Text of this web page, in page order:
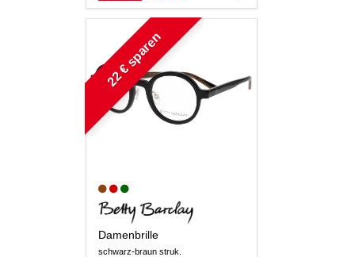
22 € sparen
Damenbrille
schwarz-braun struk.